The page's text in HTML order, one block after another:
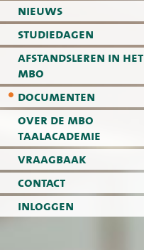
nieuws
studiedagen
afstandsleren in het
mbo
documenten
over de mbo
taalacademie
vraagbaak
contact
inloggen